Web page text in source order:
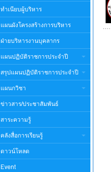
ทำเนียบผู้บริหาร
แผนผังโครงสร้างการบริหาร
ฝ่ายบริหารงานบุคลากร
แผนปฏิบัติราชการประจำปี
สรุปแผนปฏิบัติราชการประจำปี
แผนกวิชา
ข่าวสาร/ประชาสัมพันธ์
สาระความรู้
คลังสื่อการเรียนรู้
ดาวน์โหลด
Event